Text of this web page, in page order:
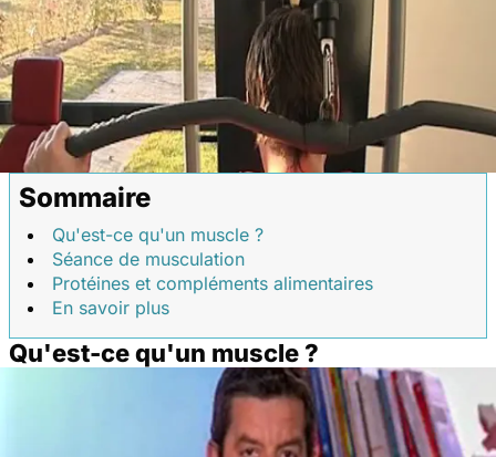
Sommaire
Qu'est-ce qu'un muscle ?
Séance de musculation
Protéines et compléments alimentaires
En savoir plus
Qu'est-ce qu'un muscle ?